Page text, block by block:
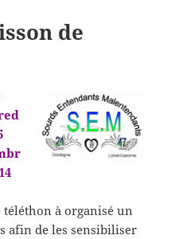
de
à organisé un
afin de les sensibiliser